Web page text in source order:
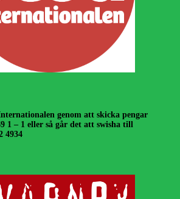
genom att skicka pengar
1 – 1 eller så går det att swisha till
4934